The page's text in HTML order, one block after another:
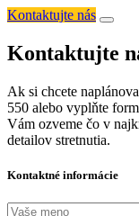
Kontaktujte nás
Kontaktujte
Ak si chcete
550 alebo vyplňte
Vám ozveme čo v
detailov stretnutia.
Kontaktné informácie